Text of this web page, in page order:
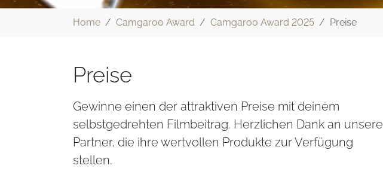
Home Camgaroo Award Camgaroo Award 2025 Preise
Preise
Gewinne einen der attraktiven Preise mit deinem
selbstgedrehten Filmbeitrag. Herzlichen Dank an unsere
Partner, die ihre wertvollen Produkte zur Verfügung
stellen.